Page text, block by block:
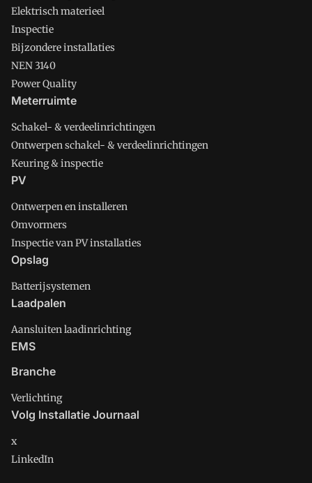
Elektrisch materieel
Inspectie
Bijzondere installaties
NEN 3140
Power Quality
Meterruimte
Schakel- & verdeelinrichtingen
Ontwerpen schakel- & verdeelinrichtingen
Keuring & inspectie
PV
Ontwerpen en installeren
Omvormers
Inspectie van PV installaties
Opslag
Batterijsystemen
Laadpalen
Aansluiten laadinrichting
EMS
Branche
Verlichting
Volg Installatie Journaal
x
LinkedIn